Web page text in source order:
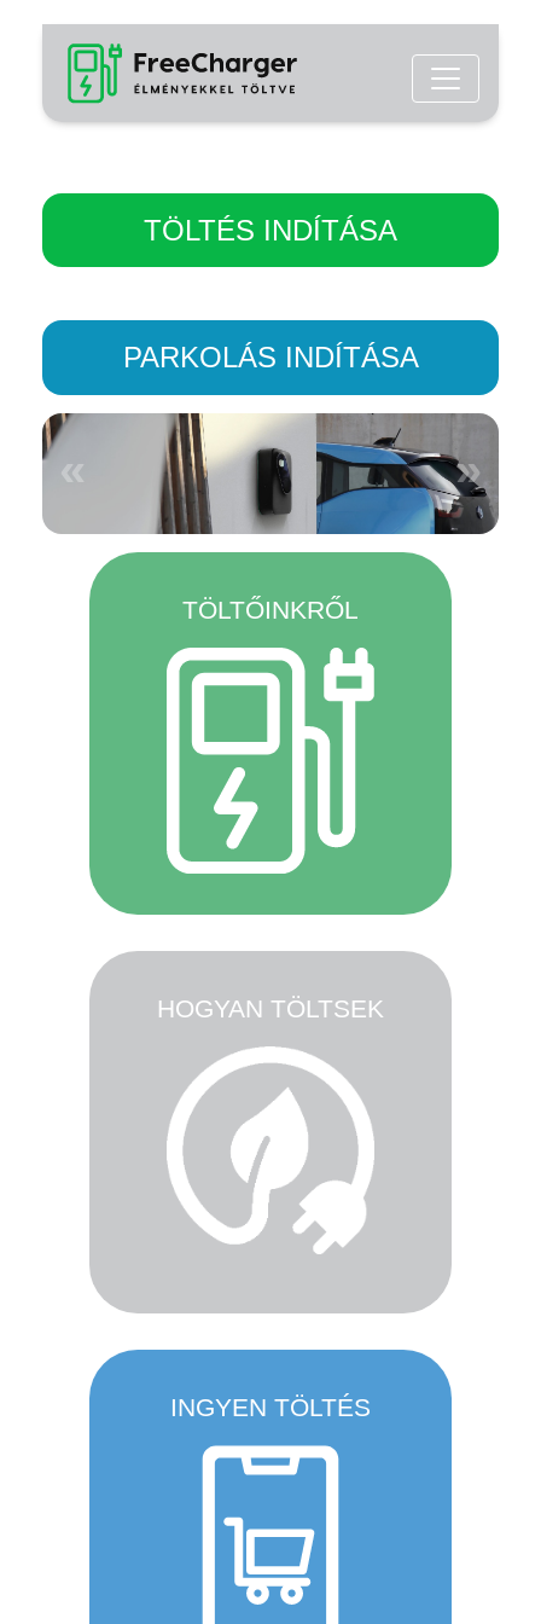
TÖLTÉS INDÍTÁSA
PARKOLÁS INDÍTÁSA
TÖLTŐINKRŐL
HOGYAN TÖLTSEK
INGYEN TÖLTÉS